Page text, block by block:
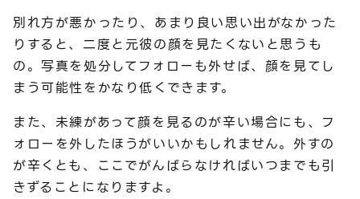
別れ方が悪かったり、あまり良い思い出がなかった
りすると、二度と元彼の顔を見たくないと思うも
の。写真を処分してフォローも外せば、顔を見てし
まう可能性をかなり低くできます。
また、未練があって顔を見るのが辛い場合にも、フ
ォローを外したほうがいいかもしれません。外すの
が辛くとも、ここでがんばらなければいつまでも引
きずることになりますよ。